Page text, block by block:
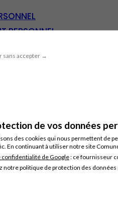
sans accepter →
de vos données
des cookies qui nous permettent de
En continuant à utiliser notre site
confidentialité de Google: ce fournisseur
notre politique de protection des
PERSONNEL
CLIENT